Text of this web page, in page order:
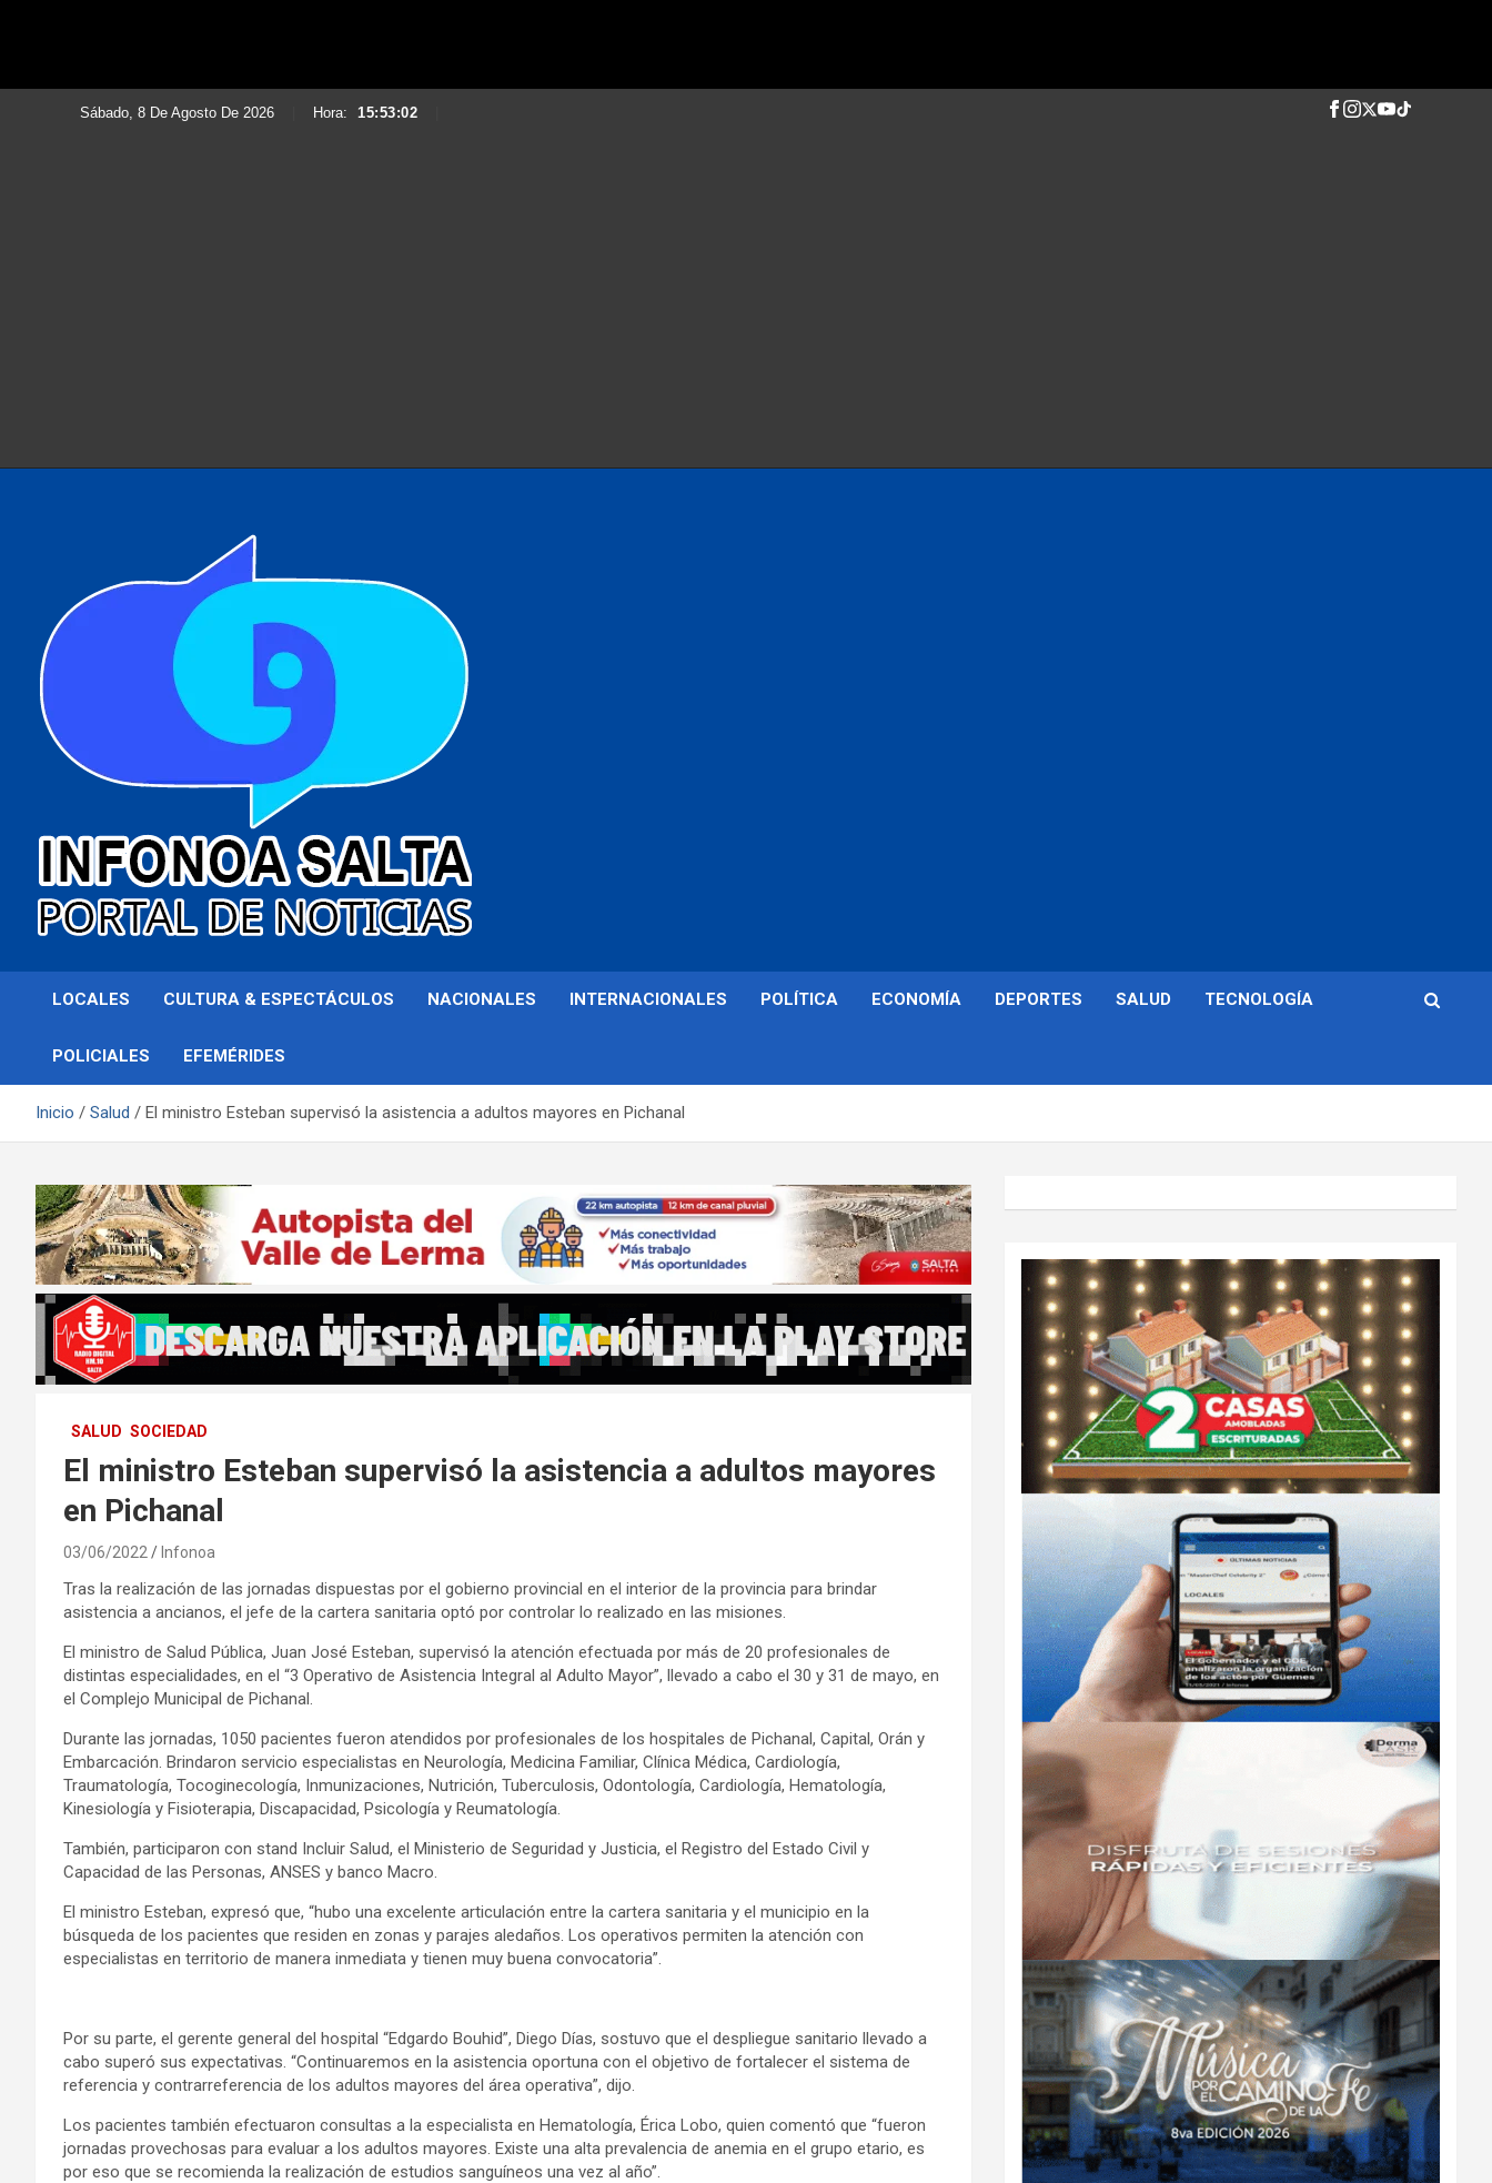
Sábado, 8 De Agosto De 2026 Hora: 15:53:03
Infonoa Salta
LOCALES CULTURA & ESPECTÁCULOS NACIONALES INTERNACIONALES POLÍTICA ECONOMÍA DEPORTES SALUD TECNOLOGÍA
POLICIALES EFEMÉRIDES
Inicio Salud El ministro Esteban supervisó la asistencia a adultos mayores en Pichanal
SALUD SOCIEDAD
El ministro Esteban supervisó la asistencia a adultos mayores
en Pichanal
03/06/2022 Infonoa
Tras la realización de las jornadas dispuestas por el gobierno provincial en el interior de la provincia para brindar
asistencia a ancianos, el jefe de la cartera sanitaria optó por controlar lo realizado en las misiones.
El ministro de Salud Pública, Juan José Esteban, supervisó la atención efectuada por más de 20 profesionales de
distintas especialidades, en el “3 Operativo de Asistencia Integral al Adulto Mayor”, llevado a cabo el 30 y 31 de mayo, en
el Complejo Municipal de Pichanal.
Durante las jornadas, 1050 pacientes fueron atendidos por profesionales de los hospitales de Pichanal, Capital, Orán y
Embarcación. Brindaron servicio especialistas en Neurología, Medicina Familiar, Clínica Médica, Cardiología,
Traumatología, Tocoginecología, Inmunizaciones, Nutrición, Tuberculosis, Odontología, Cardiología, Hematología,
Kinesiología y Fisioterapia, Discapacidad, Psicología y Reumatología.
También, participaron con stand Incluir Salud, el Ministerio de Seguridad y Justicia, el Registro del Estado Civil y
Capacidad de las Personas, ANSES y banco Macro.
El ministro Esteban, expresó que, “hubo una excelente articulación entre la cartera sanitaria y el municipio en la
búsqueda de los pacientes que residen en zonas y parajes aledaños. Los operativos permiten la atención con
especialistas en territorio de manera inmediata y tienen muy buena convocatoria”.
Por su parte, el gerente general del hospital “Edgardo Bouhid”, Diego Días, sostuvo que el despliegue sanitario llevado a
cabo superó sus expectativas. “Continuaremos en la asistencia oportuna con el objetivo de fortalecer el sistema de
referencia y contrarreferencia de los adultos mayores del área operativa”, dijo.
Los pacientes también efectuaron consultas a la especialista en Hematología, Érica Lobo, quien comentó que “fueron
jornadas provechosas para evaluar a los adultos mayores. Existe una alta prevalencia de anemia en el grupo etario, es
por eso que se recomienda la realización de estudios sanguíneos una vez al año”.